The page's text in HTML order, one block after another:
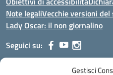
Gestisci
Note legaliVecchie versioni del
Lady Oscar: il non giornalino
Seguici su: